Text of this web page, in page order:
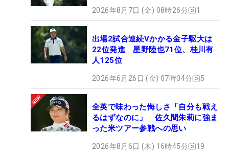
2026年8月7日 (金) 08時26分 1
出場2試合連続Vかかる金子駆大は
22位発進 星野陸也71位、桂川有
人125位
2026年6月26日 (金) 07時04分 5
全英で味わった悔しさ「自分も戦え
るはずなのに」 佐久間朱莉に強ま
った米ツアー参戦への思い
2026年8月6日 (木) 16時45分 19